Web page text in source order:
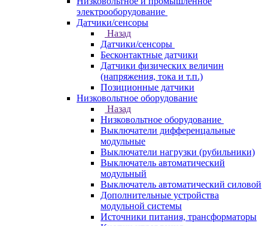
электрооборудование
Датчики/сенсоры
Назад
Датчики/сенсоры
Бесконтактные датчики
Датчики физических величин
(напряжения, тока и т.п.)
Позиционные датчики
Низковольтное оборудование
Назад
Низковольтное оборудование
Выключатели дифференцальные
модульные
Выключатели нагрузки (рубильники)
Выключатель автоматический
модульный
Выключатель автоматический силовой
Дополнительные устройства
модульной системы
Источники питания, трансформаторы